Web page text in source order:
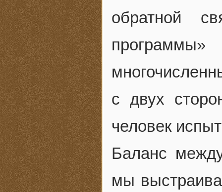
обратной
с двух
человек
Баланс
мы